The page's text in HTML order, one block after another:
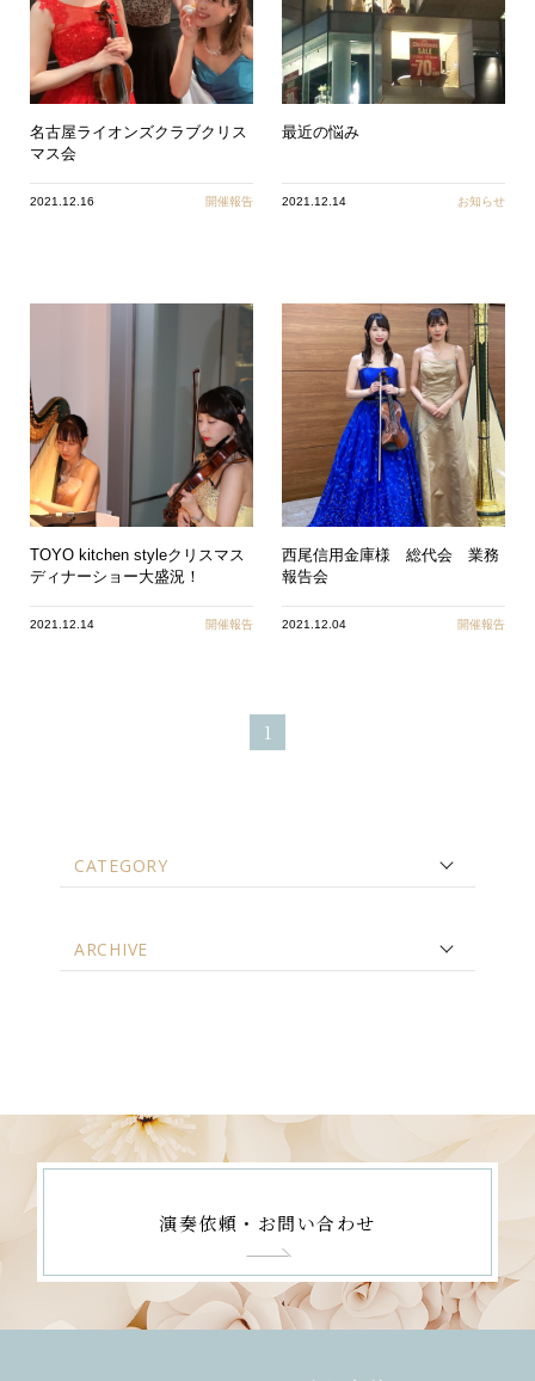
名古屋ライオンズクラブクリス
マス会
2021.12.16 開催報告
最近の悩み
2021.12.14 お知らせ
TOYO kitchen styleクリスマス
ディナーショー大盛況！
2021.12.14 開催報告
西尾信用金庫様 総代会 業務
報告会
2021.12.04 開催報告
1
CATEGORY
ARCHIVE
演奏依頼・お問い合わせ